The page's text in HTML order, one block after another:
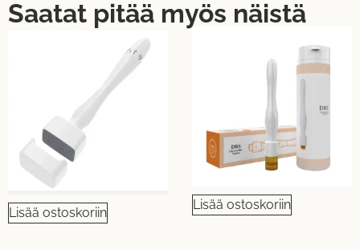
Saatat pitää myös näistä
Lisää ostoskoriin
Lisää ostoskoriin